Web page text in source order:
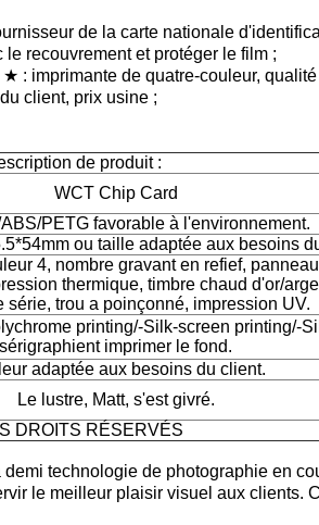
de la carte nationale
recouvrement et protéger le film ;
: imprimante de quatre-couleur,
client, prix usine ;
de produit :
WCT Chip Card
PETG favorable à l'environnement.
ou taille adaptée aux besoins
4, nombre gravant en refief,
thermique, timbre chaud d'or/
série, trou a poinçonné, impression UV.
printing/-Silk-screen printing/-
sérigraphient imprimer le fond.
adaptée aux besoins du client.
Le lustre, Matt, s'est givré.
DROITS RÉSERVÉS
technologie de photographie en
le meilleur plaisir visuel aux